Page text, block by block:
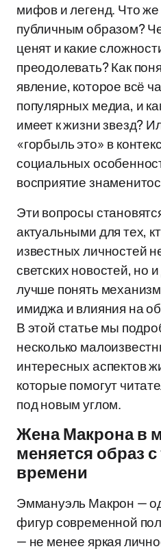
мифов и легенд. Что же
публичным образом?
ценят и какие
преодолевать? Как
явление, которое всё
популярных медиа, и
имеет к жизни звезд?
«горбыль это» в
социальных
восприятие
Эти вопросы
актуальными для тех,
известных личностей
светских новостей, но
лучше понять
имиджа и влияния на
В этой статье мы
несколько
интересных аспектов
которые помогут
под новым углом.
Жена Макрона в
меняется образ
времени
Эммануэль Макрон —
фигур современной
— не менее яркая